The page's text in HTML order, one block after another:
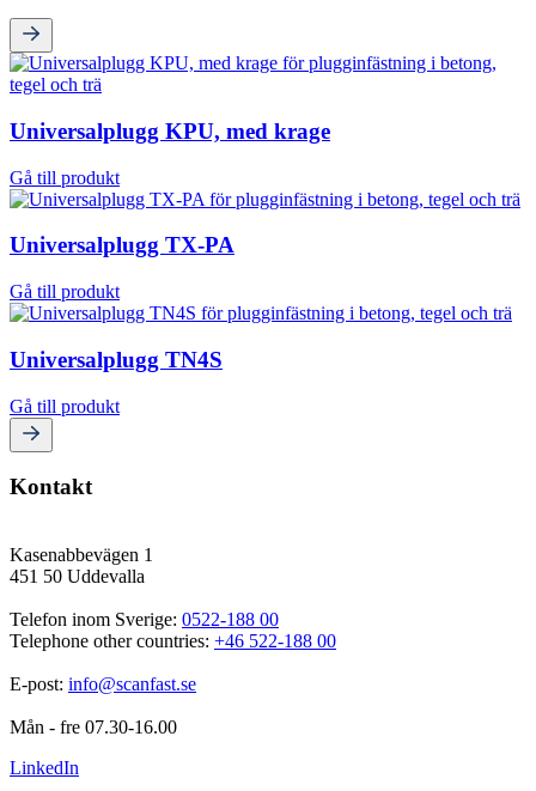
Universalplugg KPU, med krage
Gå till produkt
Universalplugg TX-PA
Gå till produkt
Universalplugg TN4S
Gå till produkt
Kontakt
Kasenabbevägen 1
451 50 Uddevalla
Telefon inom Sverige: 0522-188 00
Telephone other countries: +46 522-188 00
E-post: info@scanfast.se
Mån - fre 07.30-16.00
LinkedIn